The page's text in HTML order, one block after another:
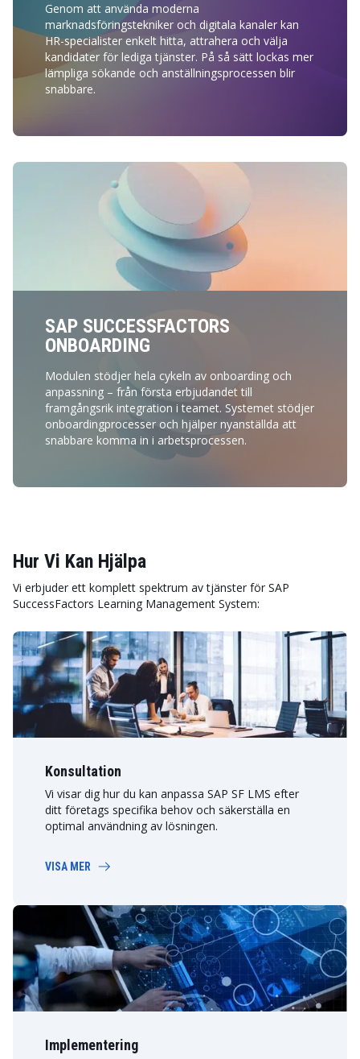
Genom att använda moderna
marknadsföringstekniker och digitala kanaler kan
HR-specialister enkelt hitta, attrahera och välja
kandidater för lediga tjänster. På så sätt lockas mer
lämpliga sökande och anställningsprocessen blir
snabbare.
SAP SUCCESSFACTORS
ONBOARDING
Modulen stödjer hela cykeln av onboarding och
anpassning – från första erbjudandet till
framgångsrik integration i teamet. Systemet stödjer
onboardingprocesser och hjälper nyanställda att
snabbare komma in i arbetsprocessen.
Hur Vi Kan Hjälpa
Vi erbjuder ett komplett spektrum av tjänster för SAP
SuccessFactors Learning Management System:
Konsultation
Vi visar dig hur du kan anpassa SAP SF LMS efter
ditt företags specifika behov och säkerställa en
optimal användning av lösningen.
VISA MER
Implementering